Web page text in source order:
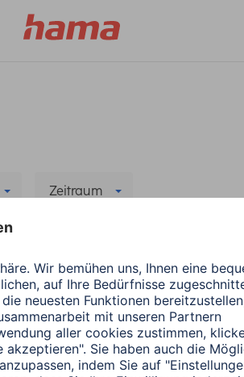
Zeitraum
Hama Wearables
Die richtige App für
1 Minuten Lesedauer